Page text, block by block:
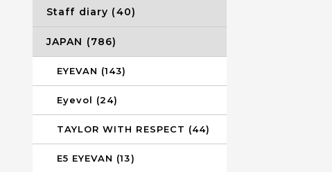
Staff diary (40)
JAPAN (786)
EYEVAN (143)
Eyevol (24)
TAYLOR WITH RESPECT (44)
E5 EYEVAN (13)